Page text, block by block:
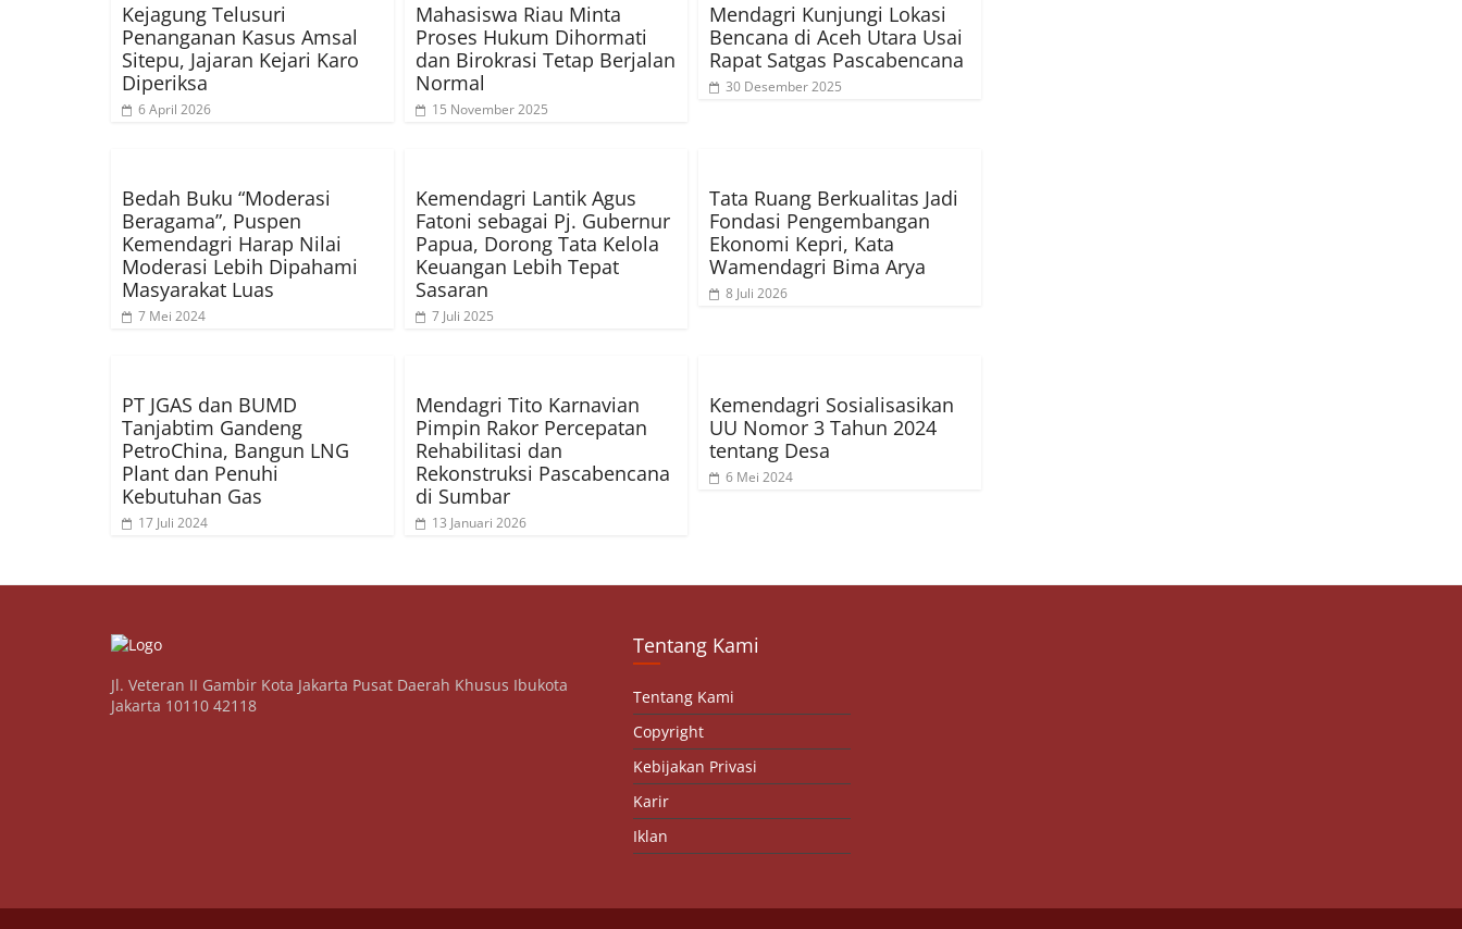
Kejagung Telusuri
Penanganan Kasus Amsal
Sitepu, Jajaran Kejari Karo
Diperiksa
6 April 2026
Mahasiswa Riau Minta
Proses Hukum Dihormati
dan Birokrasi Tetap Berjalan
Normal
15 November 2025
Mendagri Kunjungi Lokasi
Bencana di Aceh Utara Usai
Rapat Satgas Pascabencana
30 Desember 2025
Bedah Buku “Moderasi
Beragama”, Puspen
Kemendagri Harap Nilai
Moderasi Lebih Dipahami
Masyarakat Luas
7 Mei 2024
Kemendagri Lantik Agus
Fatoni sebagai Pj. Gubernur
Papua, Dorong Tata Kelola
Keuangan Lebih Tepat
Sasaran
7 Juli 2025
Tata Ruang Berkualitas Jadi
Fondasi Pengembangan
Ekonomi Kepri, Kata
Wamendagri Bima Arya
8 Juli 2026
PT JGAS dan BUMD
Tanjabtim Gandeng
PetroChina, Bangun LNG
Plant dan Penuhi
Kebutuhan Gas
17 Juli 2024
Mendagri Tito Karnavian
Pimpin Rakor Percepatan
Rehabilitasi dan
Rekonstruksi Pascabencana
di Sumbar
13 Januari 2026
Kemendagri Sosialisasikan
UU Nomor 3 Tahun 2024
tentang Desa
6 Mei 2024
Jl. Veteran II Gambir Kota Jakarta Pusat Daerah Khusus Ibukota
Jakarta 10110 42118
Tentang Kami
Tentang Kami
Copyright
Kebijakan Privasi
Karir
Iklan